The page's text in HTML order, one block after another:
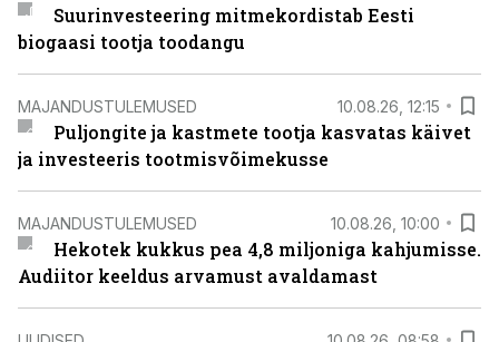
Suurinvesteering mitmekordistab Eesti
biogaasi tootja toodangu
MAJANDUSTULEMUSED 10.08.26, 12:15
Puljongite ja kastmete tootja kasvatas käivet
ja investeeris tootmisvõimekusse
MAJANDUSTULEMUSED 10.08.26, 10:00
Hekotek kukkus pea 4,8 miljoniga kahjumisse.
Audiitor keeldus arvamust avaldamast